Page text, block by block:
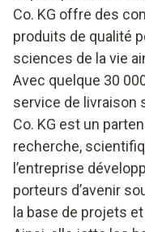
Co. KG offre des
produits de qualité
sciences de la vie
Avec quelque 30
service de livraison
Co. KG est un
recherche,
l’entreprise
porteurs d’avenir
la base de projets